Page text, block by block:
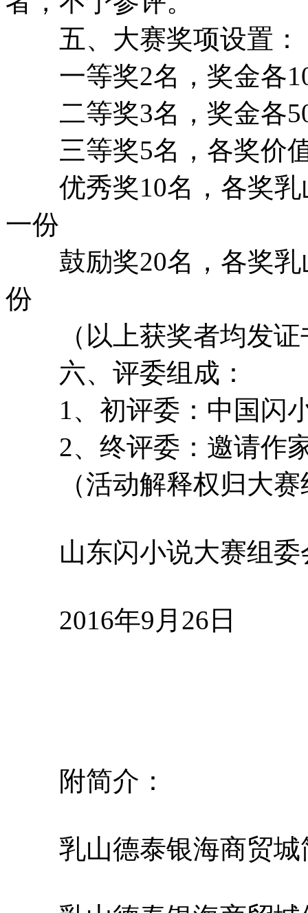
五、大赛奖项设置：
一等奖2名，奖金各
二等奖3名，奖金各
三等奖5名，各奖价值
优秀奖10名，各奖乳
一份
鼓励奖20名，各奖乳
份
（以上获奖者均发证
六、评委组成：
1、初评委：中国闪小
2、终评委：邀请作家
（活动解释权归大赛
山东闪小说大赛组委
2016年9月26日
附简介：
乳山德泰银海商贸城